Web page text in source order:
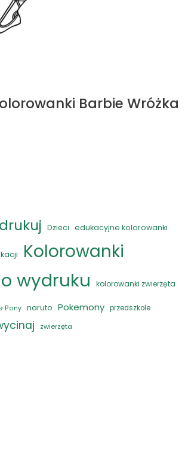
Barbie Wróżka
drukuj Dzieci edukacyjne kolorowanki
Kolorowanki
wydruku kolorowanki zwierzęta
Pony naruto Pokemony przedszkole
zwierzęta